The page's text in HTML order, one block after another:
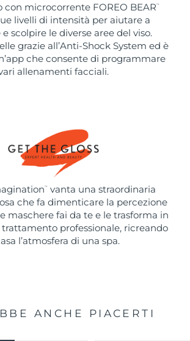
con microcorrente FOREO BEAR ™
livelli di intensità per aiutare a
e scolpire le diverse aree del viso.
grazie all’Anti-Shock System ed è
che consente di programmare
allenamenti facciali.
™
vanta una straordinaria
che fa dimenticare la percezione
maschere fai da te e le trasforma in
professionale, ricreando
l’atmosfera di una spa.
ANCHE PIACERTI